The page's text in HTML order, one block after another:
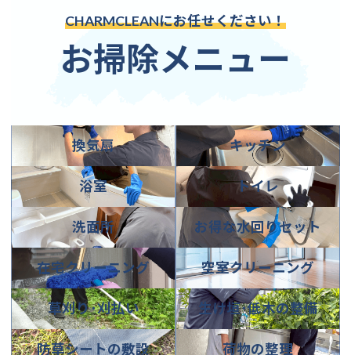
CHARMCLEANにお任せください！
お掃除メニュー
換気扇
ー
リ
ン
キッチン
カ
バ
ー
リ
ン
ク
浴室
カ
バ
リ
ン
ク
トイレ
カ
バ
ー
リ
ン
ク
洗面所
カ
バ
ー
ン
ク
お得な水回りセット
カ
バ
ー
ン
ク
在宅クリーニング
ー
リ
ン
ク
空室クリーニング
カ
バ
ー
リ
ン
ク
草刈り･刈払い
カ
バ
ー
リ
生け垣･低木の整備
カ
バ
ー
リ
防草シートの敷設
カ
荷物の整理